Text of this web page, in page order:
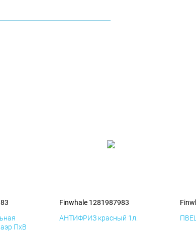
ПхВ
Finwhale 1281987983
АНТИФРИЗ красный 1л.